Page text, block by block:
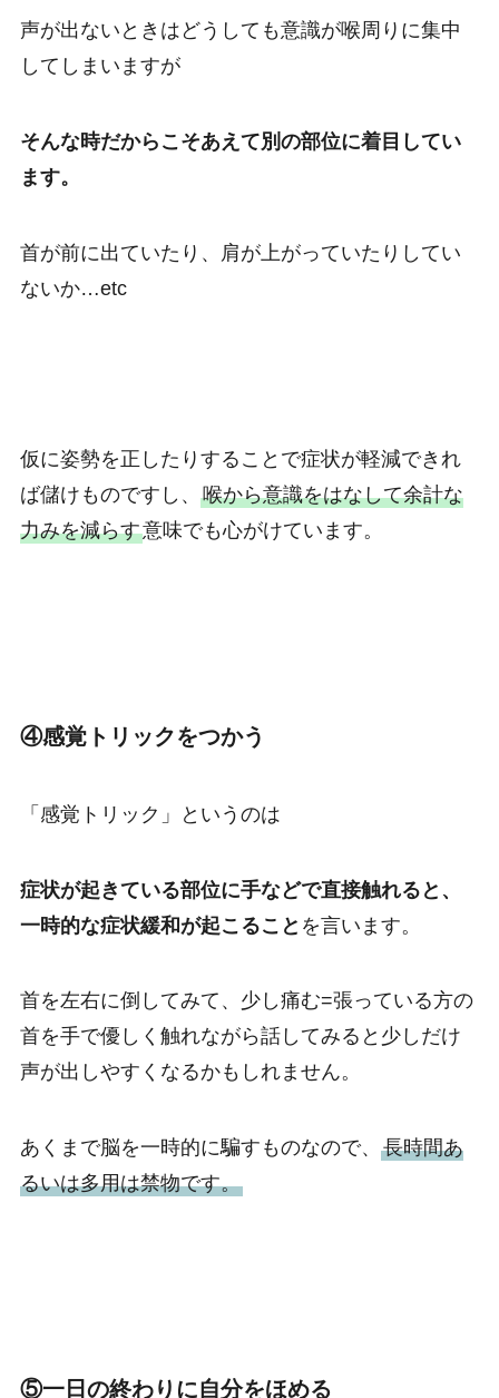
声が出ないときはどうしても意識が喉周りに集中
してしまいますが
そんな時だからこそあえて別の部位に着目してい
ます。
首が前に出ていたり、肩が上がっていたりしてい
ないか…etc
仮に姿勢を正したりすることで症状が軽減できれ
ば儲けものですし、 喉から意識をはなして余計な
力みを減らす意味でも心がけています。
④感覚トリックをつかう
「感覚トリック」というのは
症状が起きている部位に手などで直接触れると、
一時的な症状緩和が起こること を言います。
首を左右に倒してみて、少し痛む=張っている方の
首を手で優しく触れながら話してみると少しだけ
声が出しやすくなるかもしれません。
あくまで脳を一時的に騙すものなので、 長時間あ
るいは多用は禁物です。
⑤一日の終わりに自分をほめる